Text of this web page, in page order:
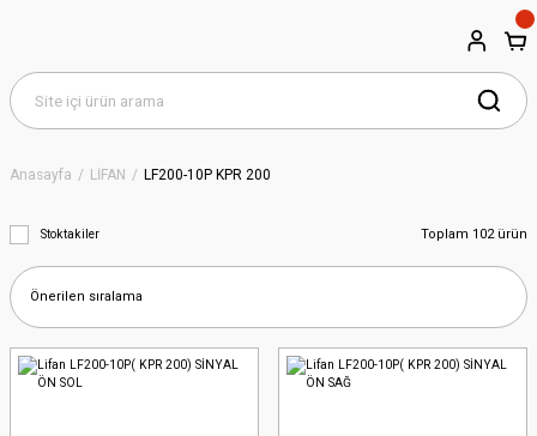
Anasayfa LİFAN LF200-10P KPR 200
Stoktakiler Toplam 102 ürün